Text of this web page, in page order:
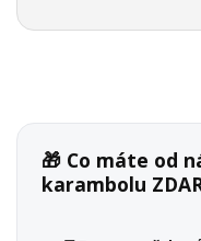
🎁 Co máte od
karambolu